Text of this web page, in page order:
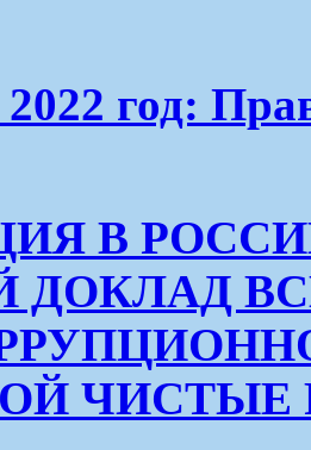
год:
В
ДОКЛАД
ЧИСТЫЕ